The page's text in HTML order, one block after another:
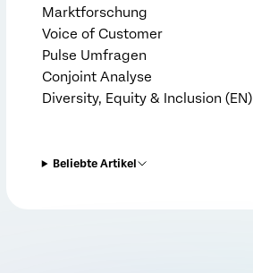
Marktforschung
Voice of Customer
Pulse Umfragen
Conjoint Analyse
Diversity, Equity & Inclusion (EN)
Beliebte Artikel